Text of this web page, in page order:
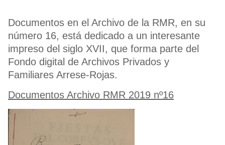
Documentos en el Archivo de la RMR, en su
número 16, está dedicado a un interesante
impreso del siglo XVII, que forma parte del
Fondo digital de Archivos Privados y
Familiares Arrese-Rojas.
Documentos Archivo RMR 2019 nº16